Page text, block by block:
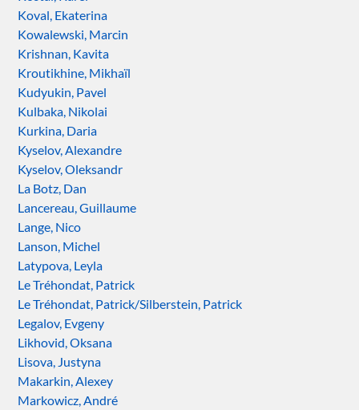
Koval, Ekaterina
Kowalewski, Marcin
Krishnan, Kavita
Kroutikhine, Mikhaïl
Kudyukin, Pavel
Kulbaka, Nikolai
Kurkina, Daria
Kyselov, Alexandre
Kyselov, Oleksandr
La Botz, Dan
Lancereau, Guillaume
Lange, Nico
Lanson, Michel
Latypova, Leyla
Le Tréhondat, Patrick
Le Tréhondat, Patrick/Silberstein, Patrick
Legalov, Evgeny
Likhovid, Oksana
Lisova, Justyna
Makarkin, Alexey
Markowicz, André